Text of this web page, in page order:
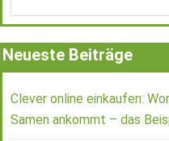
Neueste Beiträge
Clever online einkaufen:
Samen ankommt – das